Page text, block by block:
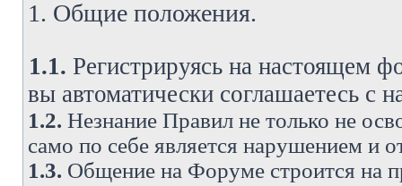
1. Общие положения.
1.1. Регистрируясь на настоящем
вы автоматически соглашаетесь
1.2. Незнание Правил не только не
само по себе является нарушением и
1.3. Общение на Форуме строится на